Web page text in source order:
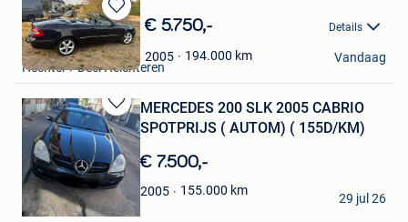
Bewaren
in
Mijn
Favorieten
€ 5.750,- Details
2005 194.000 km
Bex Kathleen
Hechtel + Deel Helchteren
Vandaag
Bewaren
in
Mijn
Favorieten
MERCEDES 200 SLK 2005 CABRIO
SPOTPRIJS ( AUTOM) ( 155D/KM)
€ 7.500,-
2005 155.000 km
Koopje!!
Duffel
29 jul 26